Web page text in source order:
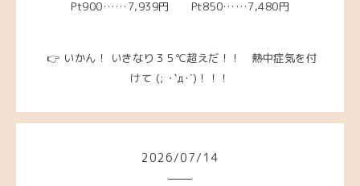
Pt900……7,939円 Pt850……7,480円
👉 いかん！ いきなり３５℃超えだ！！ 熱中症気を付
けて (; ･`д･´)！！！
2026/07/ 14